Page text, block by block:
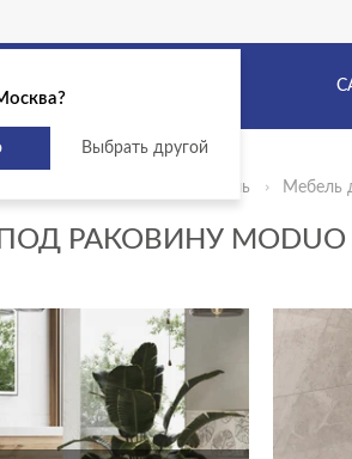
Сантехника и мебель Мебель
РАКОВИНУ MODUO
Выбрать другой